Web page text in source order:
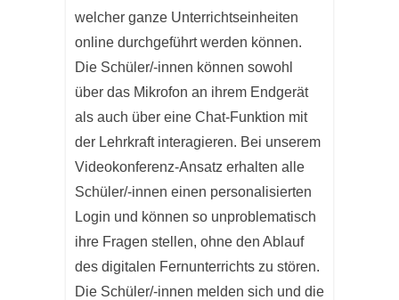
welcher ganze Unterrichtseinheiten
online durchgeführt werden können.
Die Schüler/-innen können sowohl
über das Mikrofon an ihrem Endgerät
als auch über eine Chat-Funktion mit
der Lehrkraft interagieren. Bei unserem
Videokonferenz-Ansatz erhalten alle
Schüler/-innen einen personalisierten
Login und können so unproblematisch
ihre Fragen stellen, ohne den Ablauf
des digitalen Fernunterrichts zu stören.
Die Schüler/-innen melden sich und die